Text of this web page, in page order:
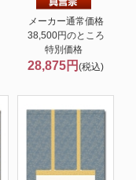
メーカー通常価格
38,500円のところ
特別価格
28,875円(税込)